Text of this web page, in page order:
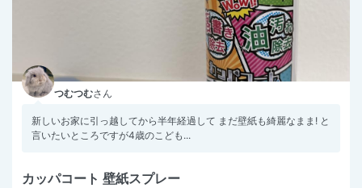
つむつむさん
新しいお家に引っ越してから半年経過して まだ壁紙も綺麗なまま! と
言いたいところですが4歳のこども...
カッパコート 壁紙スプレー